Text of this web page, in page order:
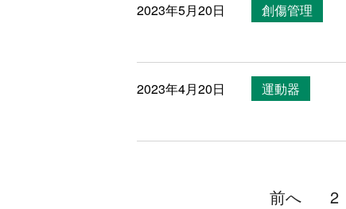
2023年5月20日 創傷管理
2023年4月20日 運動器
前へ 2